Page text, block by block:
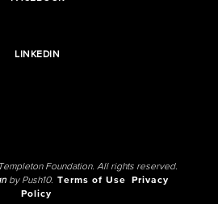
LINKEDIN
Foundation. All rights reserved.
by Push10. Terms of Use
Privacy
Policy